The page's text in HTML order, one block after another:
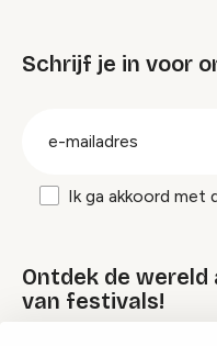
Schrijf je in voor
Ik ga akkoord met
Ontdek de
van festivals!